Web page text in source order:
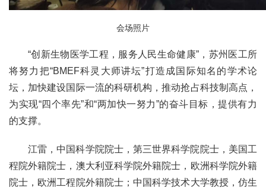
会场照片
“创新生物医学工程，服务人民生命健康”，苏州医工所
将努力把“BMEF科灵大师讲坛”打造成国际知名的学术论
坛，加快建设国际一流的科研机构，推动抢占科技制高点，
为实现“四个率先”和“两加快一努力”的奋斗目标，提供有力
的支撑。
江雷，中国科学院院士，第三世界科学院院士，美国工
程院外籍院士，澳大利亚科学院外籍院士，欧洲科学院外籍
院士，欧洲工程院外籍院士；中国科学技术大学教授，仿生